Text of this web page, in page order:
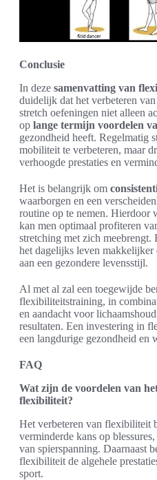
Conclusie
In deze samenvatting van
duidelijk dat het verbeteren
stretch oefeningen niet alleen
op lange termijn voordelen
gezondheid heeft. Regelmatig
mobiliteit te verbeteren, maar
verhoogde prestaties en
Het is belangrijk om
waarborgen en een
routine op te nemen. Hierdoor
kan men optimaal profiteren
stretching met zich
het dagelijks leven makkelijker
aan een gezondere levensstijl.
Al met al zal een toegewijde
flexibiliteitstraining, in
en aandacht voor
resultaten. Een investering in
een langdurige gezondheid en
FAQ
Wat zijn de voordelen van
flexibiliteit?
Het verbeteren van flexibiliteit
verminderde kans op
van spierspanning. Daarnaast
flexibiliteit de algehele
sport.